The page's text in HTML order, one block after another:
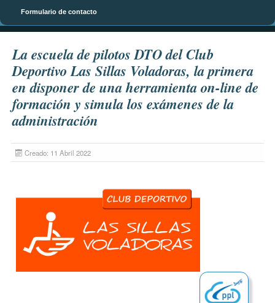
Formulario de contacto
Página principal
La escuela de pilotos DTO del Club
Deportivo Las Sillas Voladoras, la primera
en disponer de una herramienta on-line de
formación y simula los exámenes de la
administración
Creado: 11 Abril 2022